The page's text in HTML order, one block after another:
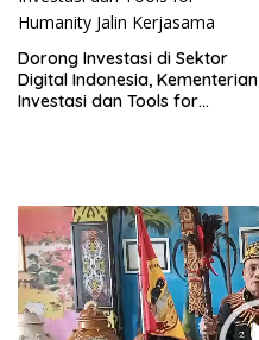
Dorong Investasi di Sektor
Digital Indonesia, Kementerian
Investasi dan Tools for
Pemutar
Video